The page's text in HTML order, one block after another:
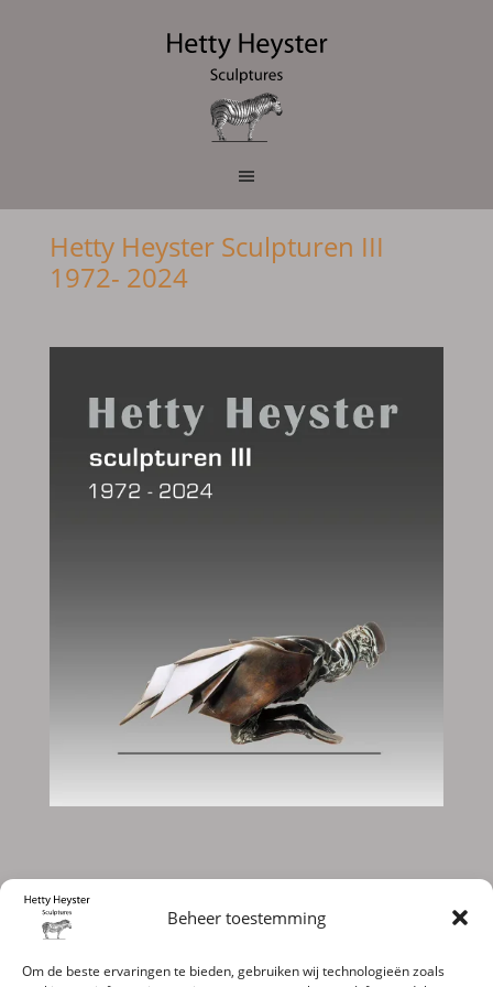
Beheer toestemming
Om de beste ervaringen te bieden, gebruiken wij technologieën zoals
Hetty Heyster Sculpturen III
1972- 2024
Hetty Heyster Sculpturen III 1972- 2024 is te
koop: